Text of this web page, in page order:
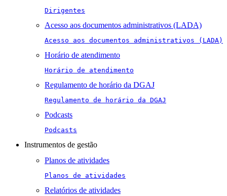
Dirigentes
Acesso aos documentos administrativos (LADA)
Acesso aos documentos administrativos (LADA)
Horário de atendimento
Horário de atendimento
Regulamento de horário da DGAJ
Regulamento de horário da DGAJ
Podcasts
Podcasts
Instrumentos de gestão
Planos de atividades
Planos de atividades
Relatórios de atividades